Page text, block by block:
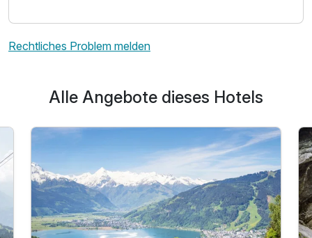
Rechtliches Problem melden
Alle Angebote dieses Hotels